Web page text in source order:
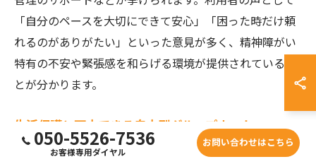
「自分のペースを大切にできて安心」「困った時だけ頼
れるのがありがたい」といった意見が多く、精神障がい
特有の不安や緊張感を和らげる環境が提供されているこ
とが分かります。
生活保護と両立できる自立型グループホーム
大阪府大阪市の障がい者グループホームの多くは、生活
050-5526-7536
お客様専用ダイヤル
お問い合わせはこちら